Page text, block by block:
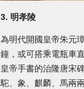
3. 明孝陵
為明代開國皇帝朱元
鐘，或可搭乘電瓶車
皇帝手書的治隆唐宋
駝、象、麒麟、馬兩兩